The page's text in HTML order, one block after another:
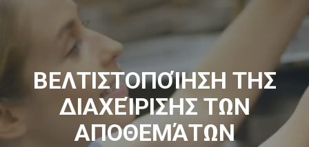
ΒΕΛΤΙΣΤΟΠΟΊΗΣΗ ΤΗΣ
ΔΙΑΧΕΊΡΙΣΗΣ ΤΩΝ
ΑΠΟΘΕΜΆΤΩΝ